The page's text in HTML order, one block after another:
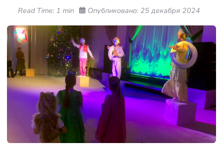
Read Time: 1 min Опубликовано: 25 декабря 2024